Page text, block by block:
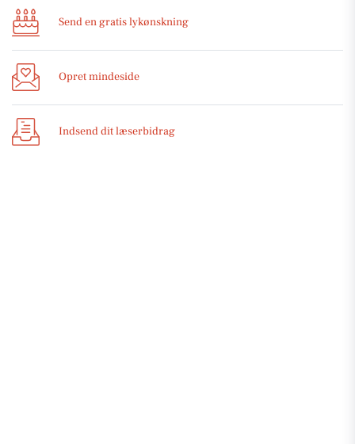
Send en gratis lykønskning
Opret mindeside
Indsend dit læserbidrag